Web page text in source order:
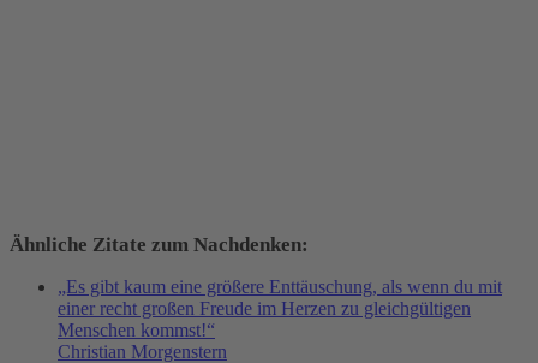
Ähnliche Zitate zum Nachdenken:
„Es gibt kaum eine größere Enttäuschung, als wenn du mit
einer recht großen Freude im Herzen zu gleichgültigen
Menschen kommst!“
Christian Morgenstern